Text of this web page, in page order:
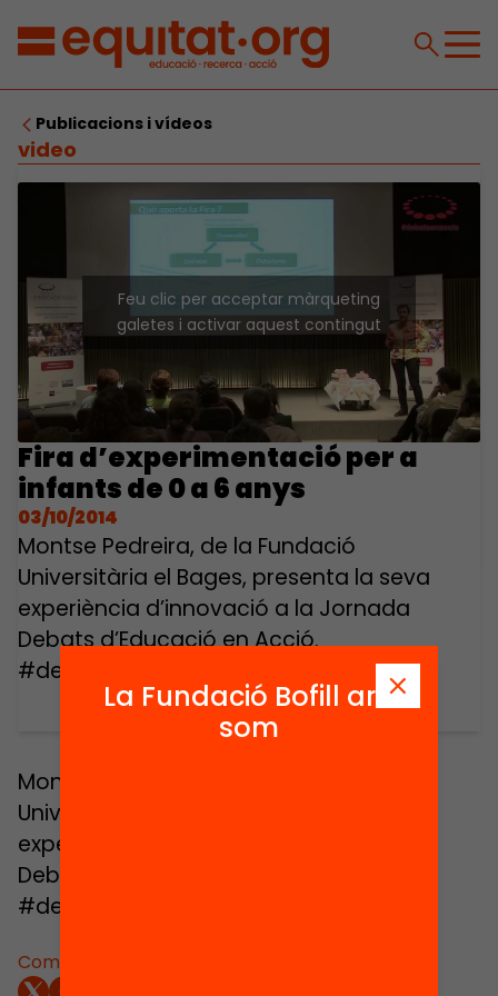
Publicacions i vídeos
video
Feu clic per acceptar màrqueting
galetes i activar aquest contingut
Fira d’experimentació per a
infants de 0 a 6 anys
03/10/2014
Montse Pedreira, de la Fundació
Universitària el Bages, presenta la seva
experiència d’innovació a la Jornada
Debats d’Educació en Acció.
#debatsenaccio
Comparteix:
Montse Pedreira, de la Fundació
Universitària el Bages, presenta la seva
experiència d’innovació a la Jornada
Debats d’Educació en Acció.
#debatsenaccio
La Fundació Bofill ara
som